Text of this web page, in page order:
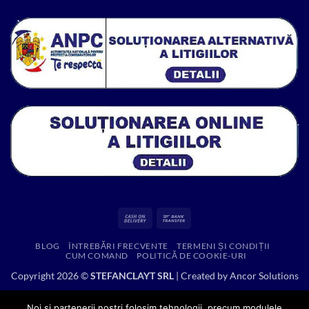
Cash
Delivery
BLOG ÎNTREBĂRI FRECVENTE
TERMENI ȘI CONDIȚII
CUM COMAND
POLITICĂ DE COOKIE-URI
Copyright 2026 ©STEFANCLAYT SRL| Created byAncor Solutions